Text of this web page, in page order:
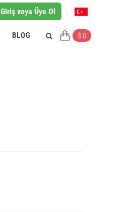
Giriş veya Üye Ol
BLOG $ 0